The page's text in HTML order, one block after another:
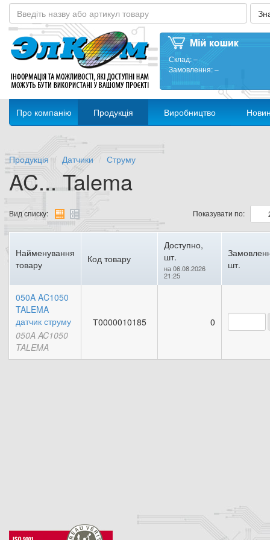
Склад:–
Замовлення:–
Про компанію Продукція Виробництво
Продукція Датчики Струму
AC... Talema
Вид списку: Показувати по:
Найменування
товару
Код товару
Доступно,
шт.
на 06.08.2026
21:25
шт.
050A AC1050
TALEMA
датчик струму
050A AC1050
TALEMA
Т0000010185 0